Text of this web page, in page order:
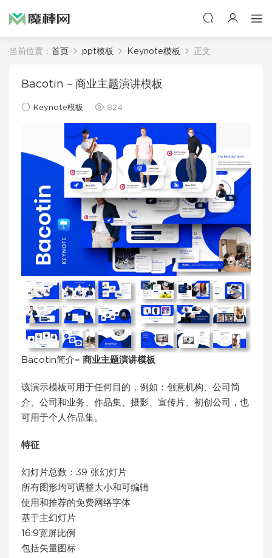
当前位置： 首页 ppt模板 Keynote模板 正文
Bacotin – 商业主题演讲模板
Keynote模板 824
Bacotin简介– 商业主题演讲模板
该演示模板可用于任何目的，例如：创意机构、公司简
介、公司和业务、作品集、摄影、宣传片、初创公司，也
可用于个人作品集。
特征
幻灯片总数：39 张幻灯片
所有图形均可调整大小和可编辑
使用和推荐的免费网络字体
基于主幻灯片
16:9宽屏比例
包括矢量图标